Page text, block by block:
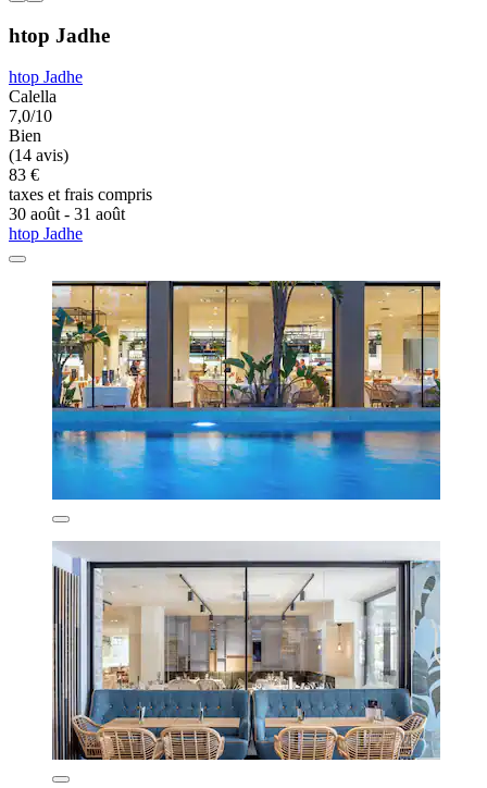
htop Jadhe
htop Jadhe
Calella
7,0/10
Bien
(14 avis)
83 €
taxes et frais compris
30 août - 31 août
htop Jadhe